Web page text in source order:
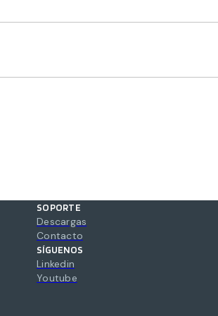
SOPORTE
Descargas
Contacto
SÍGUENOS
Linkedin
Youtube